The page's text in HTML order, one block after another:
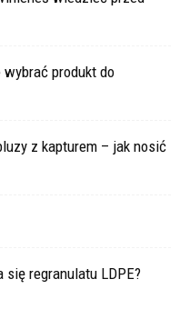
wybrać produkt do
z kapturem – jak nosić
regranulatu LDPE?